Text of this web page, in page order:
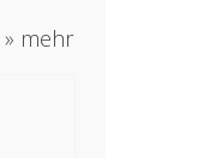
» mehr